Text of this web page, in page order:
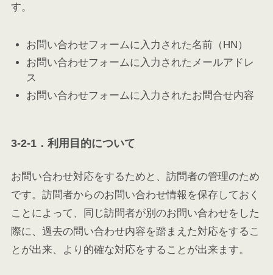
す。
お問い合わせフォームに入力された名前（HN）
お問い合わせフォームに入力されたメールアドレ
ス
お問い合わせフォームに入力されたお問合せ内容
3-2-1．利用目的について
お問い合わせ対応をするためと、訪問者の管理のため
です。訪問者からのお問い合わせ情報を保存しておく
ことによって、同じ訪問者が別のお問い合わせをした
際に、過去の問い合わせ内容を踏まえた対応をするこ
とが出来、より的確な対応をすることが出来ます。